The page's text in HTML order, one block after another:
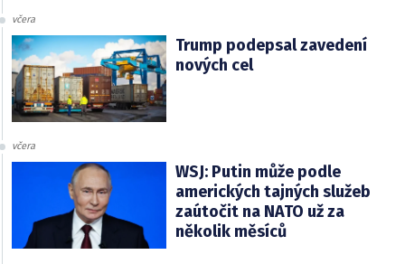
včera
Trump podepsal zavedení
nových cel
včera
WSJ: Putin může podle
amerických tajných služeb
zaútočit na NATO už za
několik měsíců